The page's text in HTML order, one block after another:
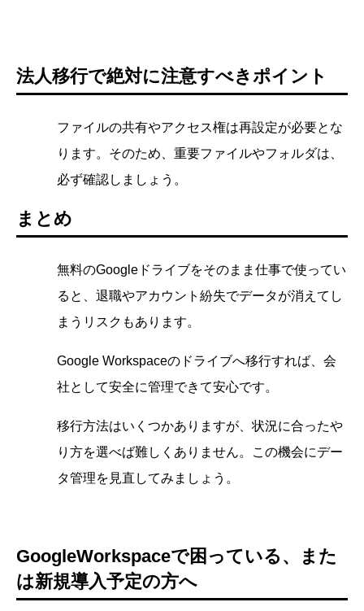
法人移行で絶対に注意すべきポイント
ファイルの共有やアクセス権は再設定が必要とな
ります。そのため、重要ファイルやフォルダは、
必ず確認しましょう。
まとめ
無料のGoogleドライブをそのまま仕事で使ってい
ると、退職やアカウント紛失でデータが消えてし
まうリスクもあります。
Google Workspaceのドライブへ移行すれば、会
社として安全に管理できて安心です。
移行方法はいくつかありますが、状況に合ったや
り方を選べば難しくありません。この機会にデー
タ管理を見直してみましょう。
GoogleWorkspaceで困っている、また
は新規導入予定の方へ